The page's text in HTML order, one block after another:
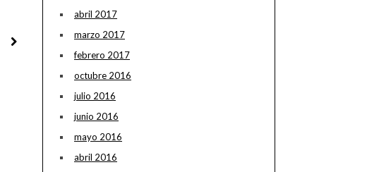
abril 2017
marzo 2017
febrero 2017
octubre 2016
julio 2016
junio 2016
mayo 2016
abril 2016